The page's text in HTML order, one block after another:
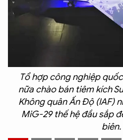
Tổ hợp công nghiệp
nữa chào bán tiêm kích
Không quân Ấn Độ (IAF)
MiG-29 thế hệ đầu sắp
biên.